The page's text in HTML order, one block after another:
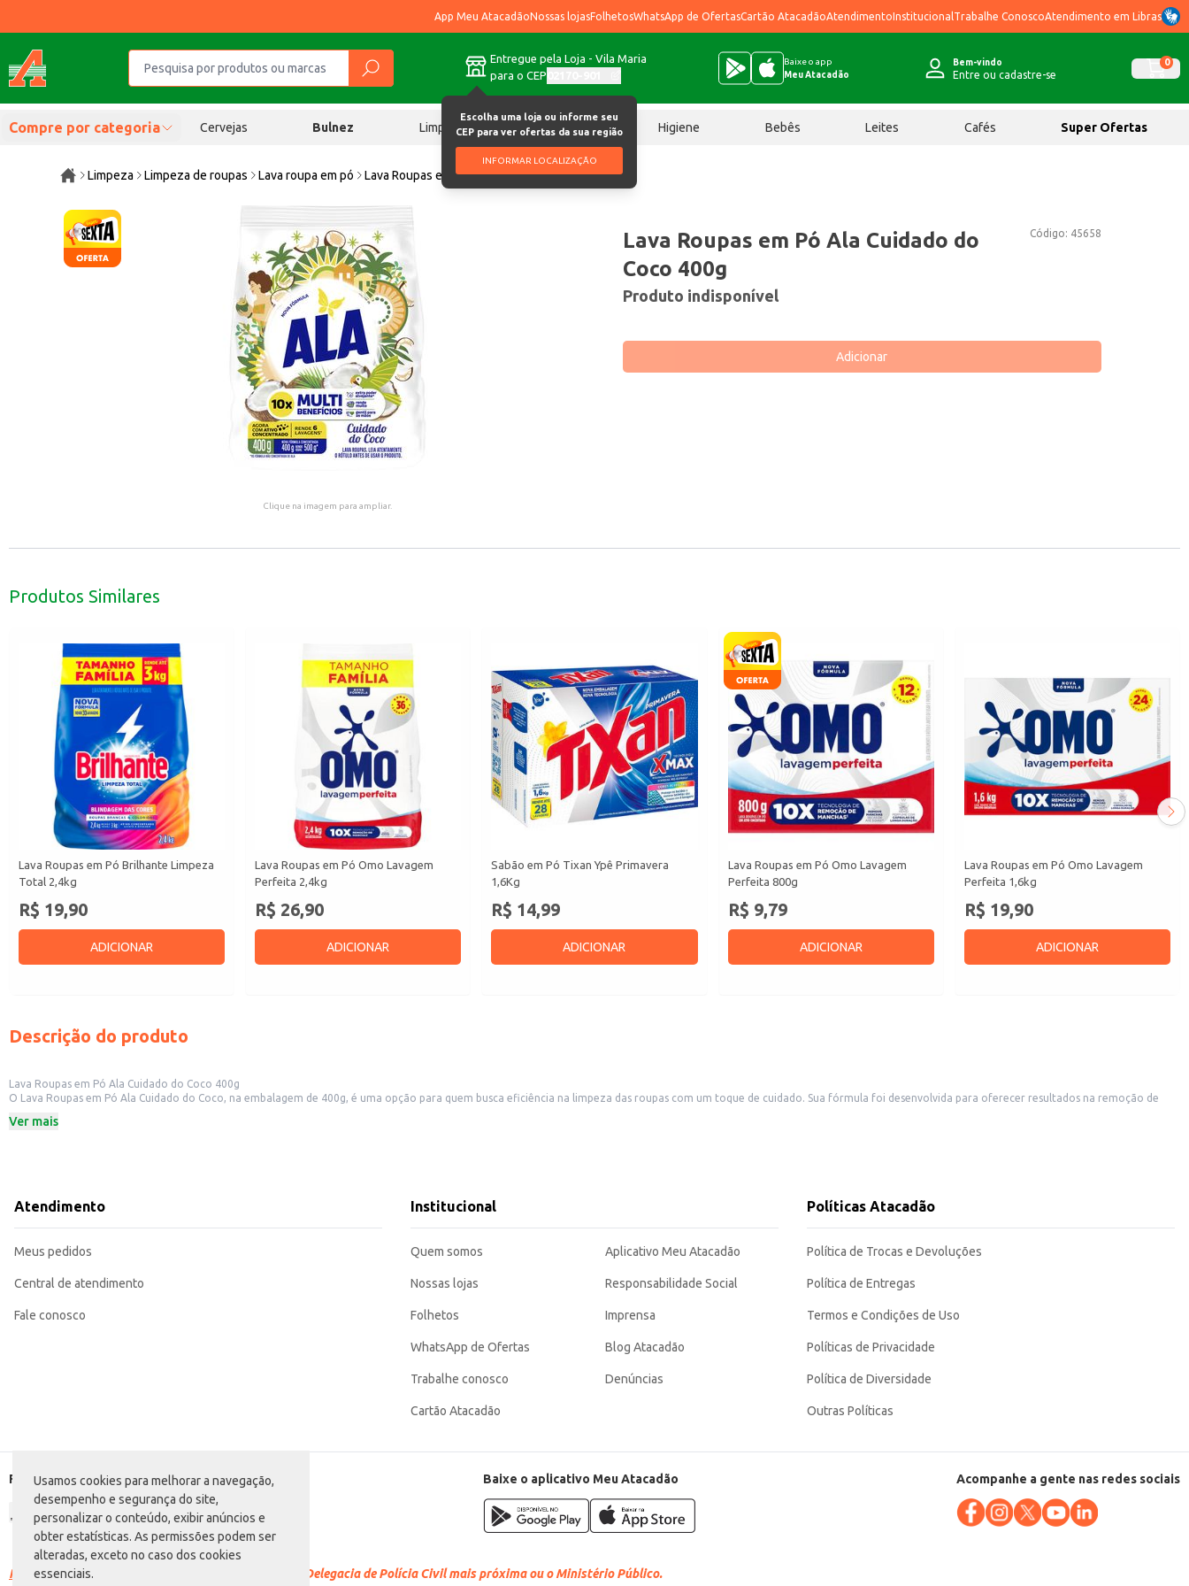
Usamos cookies para melhorar a navegação,
desempenho e segurança do site,
personalizar o conteúdo, exibir anúncios e
obter estatísticas. As permissões podem ser
alteradas, exceto no caso dos cookies
essenciais.
App Meu AtacadãoNossas lojasFolhetosWhatsApp de OfertasCartão AtacadãoAtendimentoInstitucional Trabalhe ConoscoAtendimento em Libras
Entregue pela Loja - Vila Maria
para o CEP
Escolha uma loja ou informe seu
CEP para ver ofertas da sua região
INFORMAR LOCALIZAÇÃO
Baixe o app
Meu Atacadão
Bem-vindo
Entre ou cadastre-se
0
Compre por categoria Cervejas Bulnez Limpeza Chocolates Higiene Bebês Leites Cafés Super Ofertas
Limpeza Limpeza de roupas Lava roupa em pó Lava Roupas em Pó Ala Cuidado do Coco 400g
Clique na imagem para ampliar.
Código: 45658
Lava Roupas em Pó Ala Cuidado do
Coco 400g
Produto indisponível
Adicionar
Produtos Similares
Lava Roupas em Pó Brilhante Limpeza
Total 2,4kg
R$ 19,90
ADICIONAR
Lava Roupas em Pó Omo Lavagem
Perfeita 2,4kg
R$ 26,90
ADICIONAR
Sabão em Pó Tixan Ypê Primavera
1,6Kg
R$ 14,99
ADICIONAR
Lava Roupas em Pó Omo Lavagem
Perfeita 800g
R$ 9,79
ADICIONAR
Lava Roupas em Pó Omo Lavagem
Perfeita 1,6kg
R$ 19,90
ADICIONAR
Descrição do produto
Lava Roupas em Pó Ala Cuidado do Coco 400g
O Lava Roupas em Pó Ala Cuidado do Coco, na embalagem de 400g, é uma opção para quem busca eficiência na limpeza das roupas com um toque de cuidado. Sua fórmula foi desenvolvida para oferecer resultados na remoção de
Este produto é ideal para:
Ver mais
Atendimento
Meus pedidos
Central de atendimento
Fale conosco
Institucional
Quem somos
Nossas lojas
Folhetos
WhatsApp de Ofertas
Trabalhe conosco
Cartão Atacadão
Aplicativo Meu Atacadão
Responsabilidade Social
Imprensa
Blog Atacadão
Denúncias
Políticas Atacadão
Política de Trocas e Devoluções
Política de Entregas
Termos e Condições de Uso
Políticas de Privacidade
Política de Diversidade
Outras Políticas
Formas de pagamento Baixe o aplicativo Meu Atacadão Acompanhe a gente nas redes sociais
Racismo é crime. Denuncie. Disque 100 ou procure a Delegacia de Polícia Civil mais próxima ou o Ministério Público.